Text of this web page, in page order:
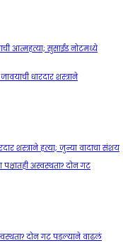
आत्महत्या; सुसाईड नोटमध्ये
शस्त्राने हत्या; जुन्या वादाचा संशय
दोन गट पडल्याने वाढलं